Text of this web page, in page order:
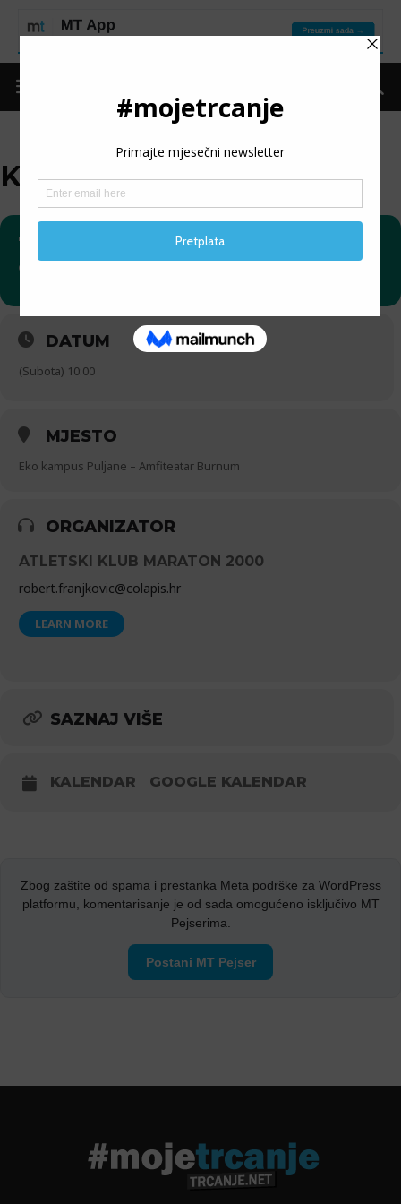
KRKA POLUMARATON
10
04
KRKA POLUMARATON
DATUM
(Subota) 10:00
MJESTO
Eko kampus Puljane – Amfiteatar Burnum
ORGANIZATOR
ATLETSKI KLUB MARATON 2000
robert.franjkovic@colapis.hr
LEARN MORE
SAZNAJ VIŠE
KALENDAR GOOGLE KALENDAR
Zbog zaštite od spama i prestanka Meta podrške za WordPress
platformu, komentarisanje je od sada omogućeno isključivo MT
Pejserima.
Postani MT Pejser